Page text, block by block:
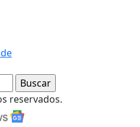
reservados.